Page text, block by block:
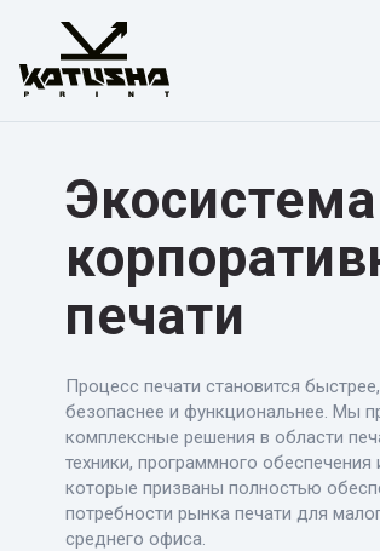
content
Экосистема
печати
Процесс печати становится быстрее,
безопаснее и функциональнее. Мы
комплексные решения в области
техники, программного обеспечения
которые призваны полностью
потребности рынка печати для
среднего офиса.